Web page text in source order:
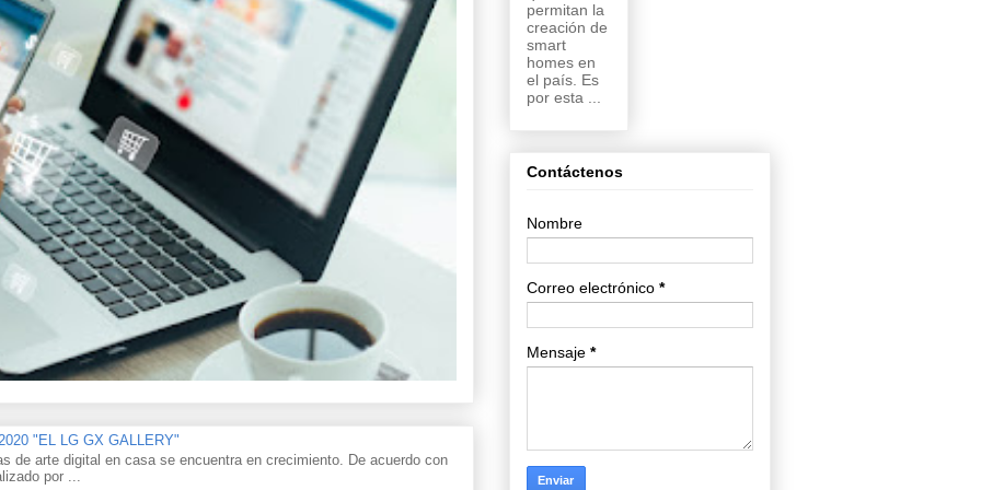
"EL LG GX GALLERY"
de arte digital en casa se encuentra en crecimiento. De acuerdo con
por ...
permitan la
creación de
smart
homes en
el país. Es
por esta ...
Contáctenos
Nombre
Correo electrónico *
Mensaje *